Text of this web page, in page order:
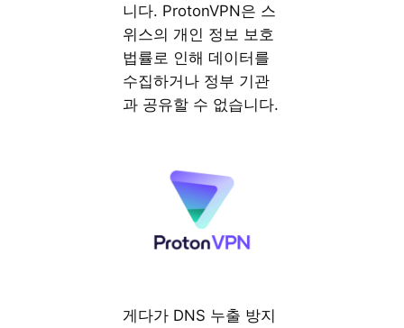
니다. ProtonVPN은 스
위스의 개인 정보 보호
법률로 인해 데이터를
수집하거나 정부 기관
과 공유할 수 없습니다.
게다가 DNS 누출 방지